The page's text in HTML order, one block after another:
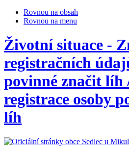
Rovnou na obsah
Rovnou na menu
Životní situace -
registračních
povinné značit líh
registrace osoby
líh